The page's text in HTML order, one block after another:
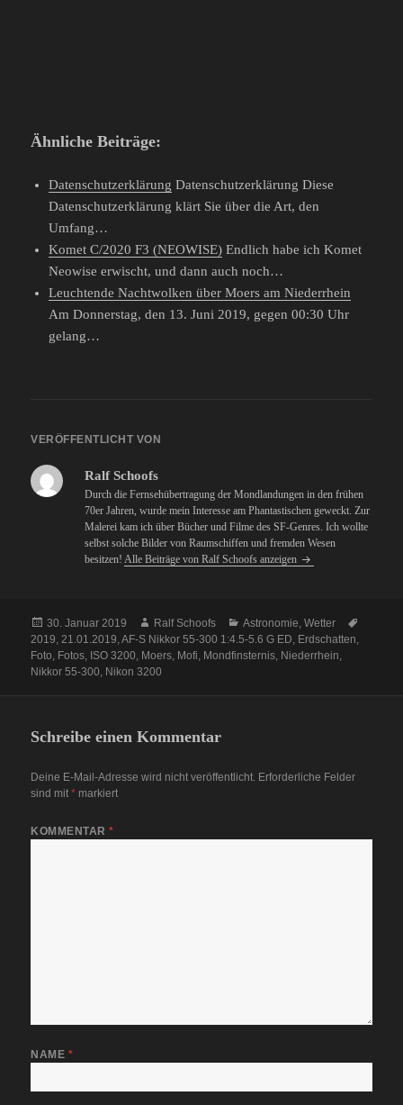
Ähnliche Beiträge:
Datenschutzerklärung Datenschutzerklärung Diese
Datenschutzerklärung klärt Sie über die Art, den
Umfang…
Komet C/2020 F3 (NEOWISE) Endlich habe ich Komet
Neowise erwischt, und dann auch noch…
Leuchtende Nachtwolken über Moers am Niederrhein
Am Donnerstag, den 13. Juni 2019, gegen 00:30 Uhr
gelang…
VERÖFFENTLICHT VON
Ralf Schoofs
Durch die Fernsehübertragung der Mondlandungen in den frühen
70er Jahren, wurde mein Interesse am Phantastischen geweckt. Zur
Malerei kam ich über Bücher und Filme des SF-Genres. Ich wollte
selbst solche Bilder von Raumschiffen und fremden Wesen
besitzen!Alle Beiträge von Ralf Schoofs anzeigen
Veröffentlicht
am
30. Januar 2019 Autor
Ralf Schoofs Kategorien
Astronomie ,Wetter
2019 21.01.2019 ,AF-S Nikkor 55-300 1:4.5-5.6 G ED Erdschatten
Foto Fotos ISO 3200 Moers Mofi Mondfinsternis Niederrhein
Nikkor 55-300 Nikon 3200
Schreibe einen Kommentar
Deine E-Mail-Adresse wird nicht veröffentlicht. Erforderliche Felder
sind mit* markiert
KOMMENTAR*
NAME *